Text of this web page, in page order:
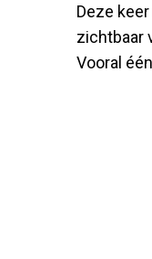
Deze
zichtbaar
Vooral